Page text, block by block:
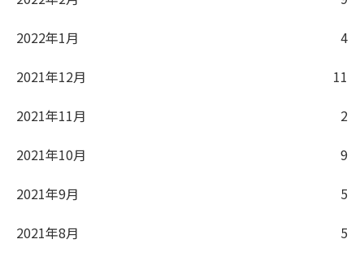
2022年1月
4
2021年12月
11
2021年11月
2
2021年10月
9
2021年9月
5
2021年8月
5